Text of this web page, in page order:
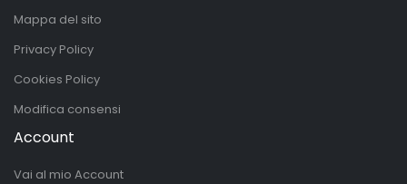
Mappa del sito
Privacy Policy
Cookies Policy
Modifica consensi
Account
Vai al mio Account